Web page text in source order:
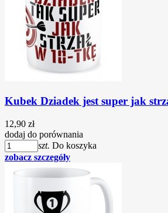
Kubek Dziadek jest super jak
12,90 zł
dodaj do porównania
szt. Do koszyka
zobacz szczegóły